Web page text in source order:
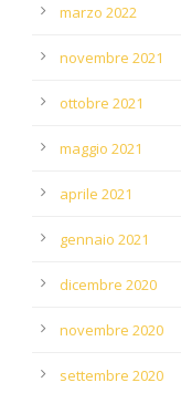
marzo 2022
novembre 2021
ottobre 2021
maggio 2021
aprile 2021
gennaio 2021
dicembre 2020
novembre 2020
settembre 2020